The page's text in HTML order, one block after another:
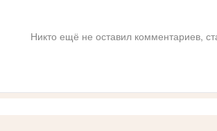
Никто ещё не оставил комментариев,